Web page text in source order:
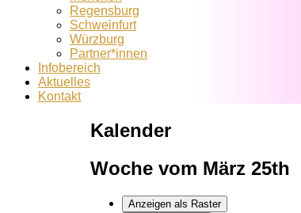
Regensburg
Schweinfurt
Würzburg
Partner*innen
Infobereich
Aktuelles
Kontakt
Kalender
Woche vom März 25th
Anzeigen als Raster